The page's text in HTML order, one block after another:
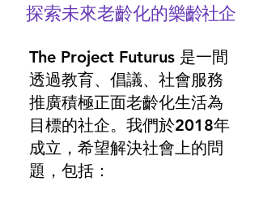
探索未來老齡化的樂齡社企
The Project Futurus 是一間
透過教育、倡議、社會服務
推廣積極正面老齡化生活為
目標的社企。我們於2018年
成立，希望解決社會上的問
題，包括：